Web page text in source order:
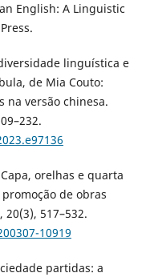
English: A Linguistic
linguística e
de Mia Couto:
na versão chinesa.
orelhas e quarta
de obras
517–532.
10919
partidas: a